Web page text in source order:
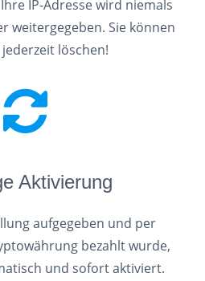
IP-Adresse wird niemals
weitergegeben. Sie können
löschen!
Aktivierung
aufgegeben und per
bezahlt wurde,
und sofort aktiviert.